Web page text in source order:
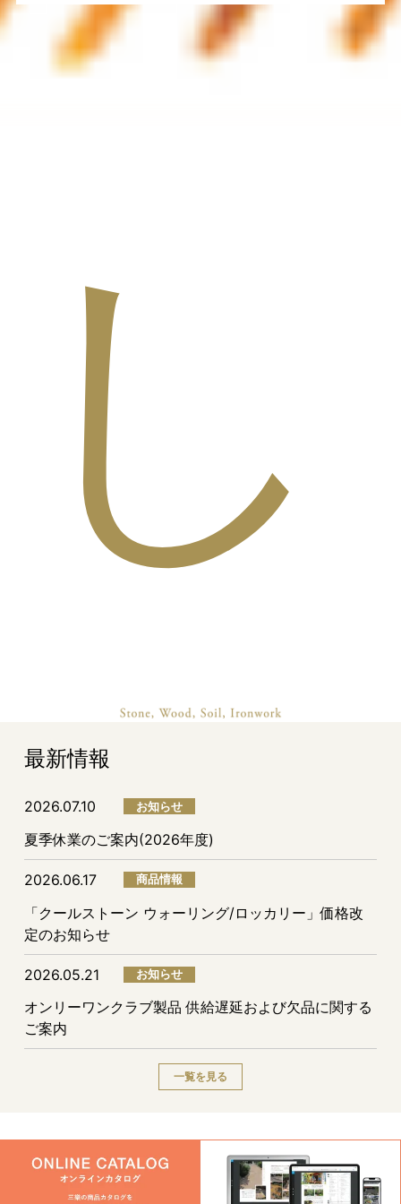
し
最新情報
2026.07.10 お知らせ
夏季休業のご案内(2026年度)
2026.06.17 商品情報
「クールストーン ウォーリング/ロッカリー」価格改
定のお知らせ
2026.05.21 お知らせ
オンリーワンクラブ製品 供給遅延および欠品に関する
ご案内
一覧を見る